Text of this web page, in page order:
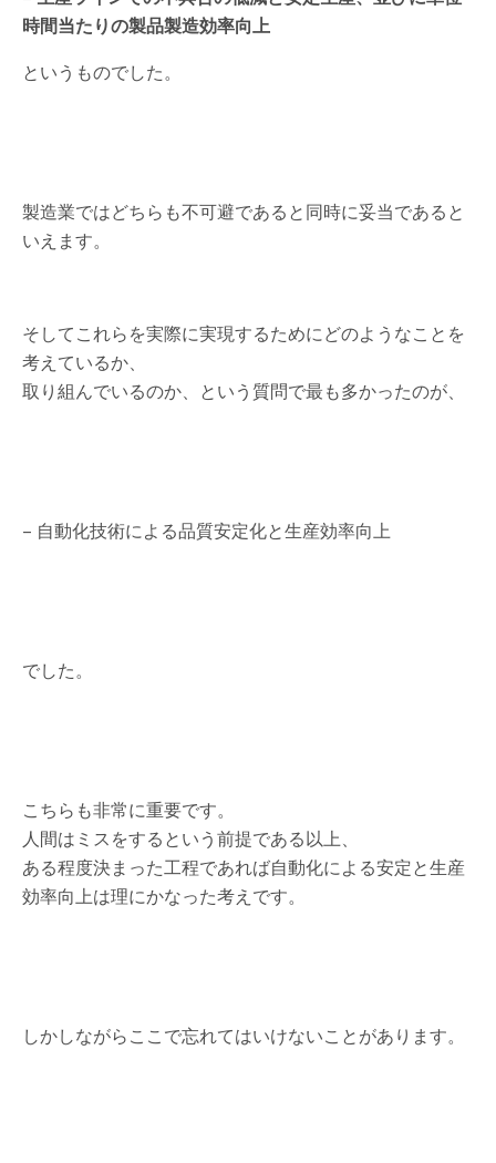
時間当たりの製品製造効率向上
というものでした。
製造業ではどちらも不可避であると同時に妥当であると
いえます。
そしてこれらを実際に実現するためにどのようなことを
考えているか、
取り組んでいるのか、という質問で最も多かったのが、
– 自動化技術による品質安定化と生産効率向上
でした。
こちらも非常に重要です。
人間はミスをするという前提である以上、
ある程度決まった工程であれば自動化による安定と生産
効率向上は理にかなった考えです。
しかしながらここで忘れてはいけないことがあります。